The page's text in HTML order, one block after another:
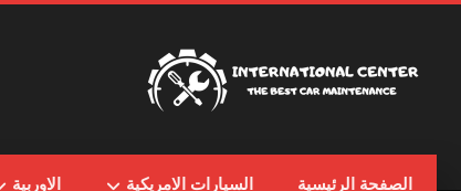
الصفحة الرئيسية السيارات الامريكية الاوربية